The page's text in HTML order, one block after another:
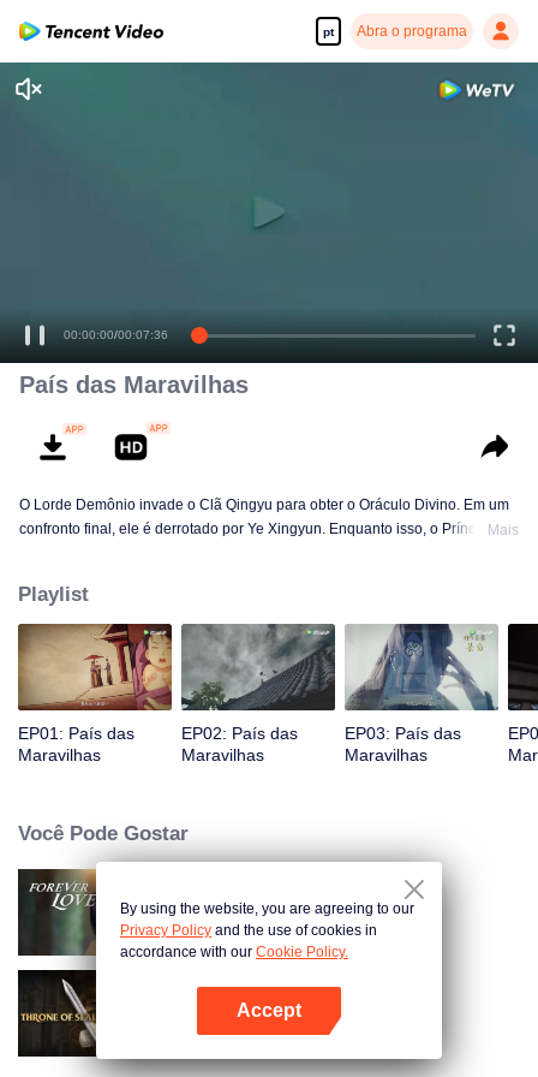
pt Abra o programa
Abra o programa
00:00:00/00:07:36
País das Maravilhas
O Lorde Demônio invade o Clã Qingyu para obter o Oráculo Divino. Em um
confronto final, ele é derrotado por Ye Xingyun. Enquanto isso, o Príncipe Qi
misteriosa, An Yun, aparece e se envolve na rivalidade entre o Lorde
Demônio e Ye Xingyun.
Mais
Playlist
EP01: País das
Maravilhas
EP02: País das
Maravilhas
EP03: País das
Maravilhas
Você Pode Gostar
Amor Eterno
Trono de Selos
By using the website, you are agreeing to our
Privacy Policy and the use of cookies in
accordance with our Cookie Policy.
Accept